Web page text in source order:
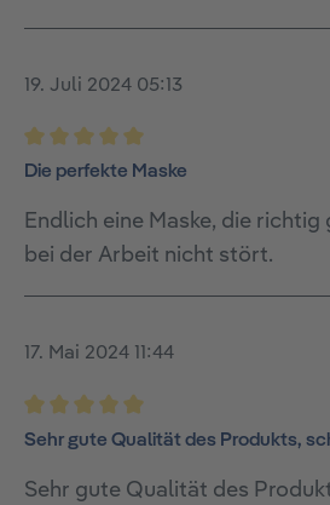
19. Juli 2024 05:13
Bewertung mit 5 von 5 Sternen
Die perfekte Maske
Endlich eine Maske, die
bei der Arbeit nicht stört.
17. Mai 2024 11:44
Bewertung mit 5 von 5 Sternen
Sehr gute Qualität des Produkts,
Sehr gute Qualität des